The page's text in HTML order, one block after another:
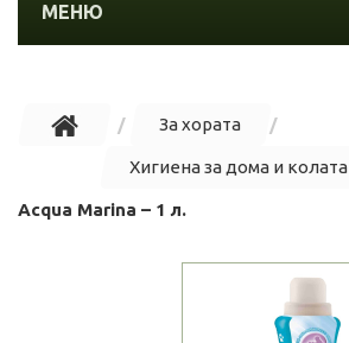
МЕНЮ
За хората
Хигиена за дома и колата
Acqua Marina – 1 л.